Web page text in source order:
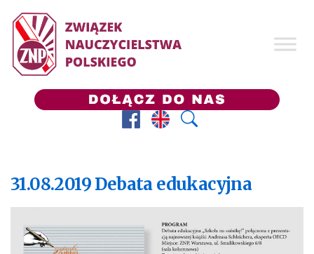
FacebookPrezes ZNP
Wyszukaj
31.08.2019 Debata edukacyjna